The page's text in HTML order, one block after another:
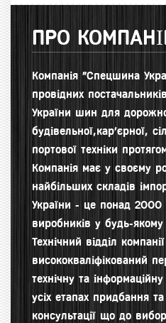
ПРО
Компанія "Спецшина
провідних
України шин для д
будівельної,кар'єрної,
портової техніки
Компанія має у своєму
найбільших складів
України - це понад 2000
виробників у будь-якому
Технічний відділ
висококваліфікований
технічну та
усіх етапах придбання
консультації що до